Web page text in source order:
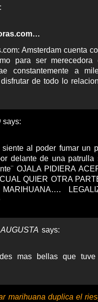
Amsterdam cuenta
para ser
constantemente a
de todo lo
says:
siente al poder fumar un
delante de una patrulla
OJALA PIDIERA
QUIER OTRA
says:
mas bellas que tuve
marihuana duplica el